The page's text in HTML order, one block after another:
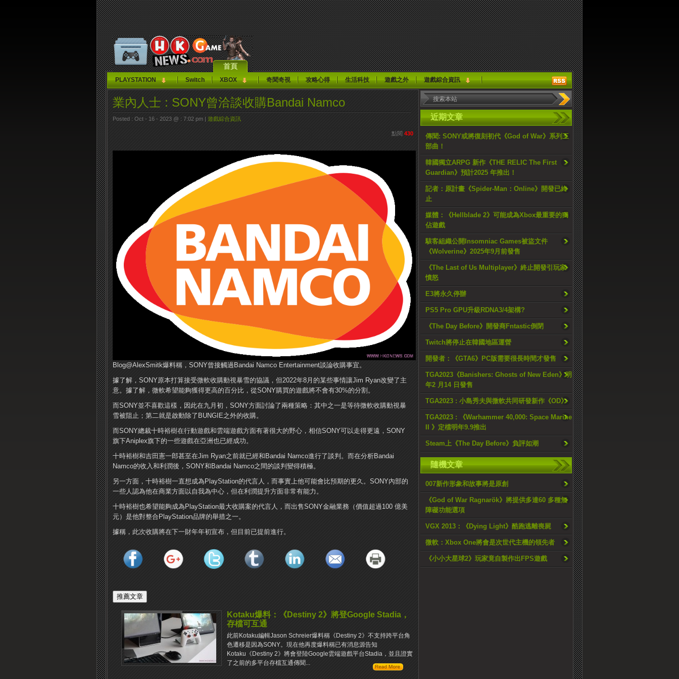
首頁
PLAYSTATION Switch XBOX 奇聞奇視 攻略心得 生活科技 遊戲之外 遊戲綜合資訊
近期文章
傳聞: SONY或將復刻初代《God of War》系列三
部曲！
韓國獨立ARPG 新作《THE RELIC The First
Guardian》預計2025 年推出！
記者：原計畫《Spider-Man：Online》開發已終
止
媒體：《Hellblade 2》可能成為Xbox最重要的獨
佔遊戲
駭客組織公開Insomniac Games被盜文件
《Wolverine》2025年9月前發售
《The Last of Us Multiplayer》終止開發引玩家
憤怒
E3將永久停辦
PS5 Pro GPU升級RDNA3/4架構?
《The Day Before》開發商Fntastic倒閉
Twitch將停止在韓國地區運營
開發者：《GTA6》PC版需要很長時間才發售
TGA2023《Banishers: Ghosts of New Eden》明
年2 月14 日發售
TGA2023 : 小島秀夫與微軟共同研發新作《OD》
TGA2023 : 《Warhammer 40,000: Space Marine
II 》定檔明年9.9推出
Steam上《The Day Before》負評如潮
隨機文章
007新作形象和故事將是原創
《God of War Ragnarök》將提供多達60 多種無
障礙功能選項
VGX 2013：《Dying Light》酷跑逃離喪屍
微軟：Xbox One將會是次世代主機的領先者
《小小大星球2》玩家竟自製作出FPS遊戲
業內人士 : SONY曾洽談收購Bandai Namco
Posted : Oct - 16 - 2023 @ : 7:02 pm | 遊戲綜合資訊
點閱 430
Blog@AlexSmitk爆料稱，SONY曾接觸過Bandai Namco Entertainment談論收購事宜。
據了解，SONY原本打算接受微軟收購動視暴雪的協議，但2022年8月的某些事情讓Jim Ryan改變了主
意。據了解，微軟希望能夠獲得更高的百分比，從SONY購買的遊戲將不會有30%的分割。
而SONY並不喜歡這樣，因此在九月初，SONY方面討論了兩種策略：其中之一是等待微軟收購動視暴
雪被阻止；第二就是啟動除了BUNGIE之外的收購。
而SONY總裁十時裕樹在行動遊戲和雲端遊戲方面有著很大的野心，相信SONY可以走得更遠，SONY
旗下Aniplex旗下的一些遊戲在亞洲也已經成功。
十時裕樹和吉田憲一郎甚至在Jim Ryan之前就已經和Bandai Namco進行了談判。而在分析Bandai
Namco的收入和利潤後，SONY和Bandai Namco之間的談判變得積極。
另一方面，十時裕樹一直想成為PlayStation的代言人，而事實上他可能會比預期的更久。SONY內部的
一些人認為他在商業方面以自我為中心，但在利潤提升方面非常有能力。
十時裕樹也希望能夠成為PlayStation最大收購案的代言人，而出售SONY金融業務（價值超過100 億美
元）是他對整合PlayStation品牌的舉措之一。
據稱，此次收購將在下一財年年初宣布，但目前已提前進行。
Kotaku爆料：《Destiny 2》將登Google Stadia，
存檔可互通
此前Kotaku編輯Jason Schreier爆料稱《Destiny 2》不支持跨平台角
色遷移是因為SONY。現在他再度爆料稱已有消息源告知
Kotaku《Destiny 2》將會登陸Google雲端遊戲平台Stadia，並且證實
了之前的多平台存檔互通傳聞...